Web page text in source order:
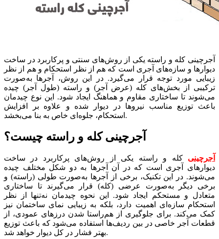
آجرچینی کله و راسته یکی از روش‌های سنتی و پرکاربرد در ساخت
دیوارها و سازه‌های آجری است که هم از نظر استحکام و هم از نظر
زیبایی مورد توجه قرار می‌گیرد. در این روش، آجرها به‌صورت
ترکیبی از بخش‌های کله (عرض آجر) و راسته (طول آجر) چیده
می‌شوند تا ساختاری مقاوم و هماهنگ ایجاد شود. این نوع چیدمان
باعث توزیع مناسب نیروها در دیوار شده و علاوه بر افزایش
استحکام، جلوه‌ای خاص به بنا می‌بخشد.
آجرچینی کله و راسته چیست؟
آجرچینی کله و راسته یکی از روش‌های پرکاربرد در ساخت
دیوارهای آجری است که در آن آجرها به دو شکل مختلف چیده
می‌شوند. در این تکنیک، برخی از آجرها به‌صورت طولی (راسته) و
برخی دیگر به‌صورت عرضی (کله) قرار می‌گیرند تا ساختاری
متعادل و مستحکم ایجاد شود. این نحوه چیدمان نه‌تنها از نظر
استحکام سازه‌ای اهمیت دارد، بلکه به زیبایی نمای ساختمان نیز
کمک می‌کند. برای جلوگیری از هم‌راستا شدن درزهای عمودی، از
قطعات آجر خاصی در بین ردیف‌ها استفاده می‌شود که باعث توزیع
بهتر فشار در کل دیوار خواهد شد.